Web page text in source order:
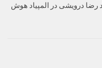
درویشی در المپیاد هوش